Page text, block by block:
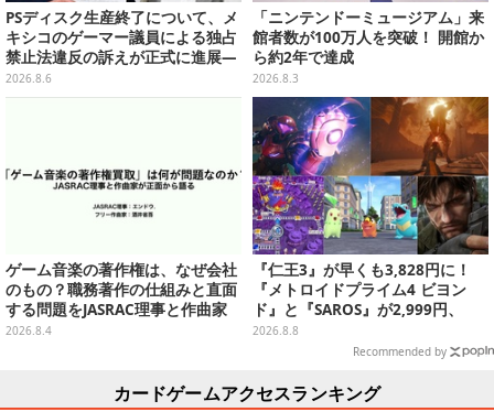
PSディスク生産終了について、メ
キシコのゲーマー議員による独占
禁止法違反の訴えが正式に進展―
「テクノロジーは自由を拡大する
ために役立つべき」
2026.8.6
「ニンテンドーミュージアム」来
館者数が100万人を突破！ 開館か
ら約2年で達成
2026.8.3
ゲーム音楽の著作権は、なぜ会社
のもの？職務著作の仕組みと直面
する問題をJASRAC理事と作曲家
が徹底解説【CEDEC 2026】
2026.8.4
『仁王3』が早くも3,828円に！
『メトロイドプライム4 ビヨン
ド』と『SAROS』が2,999円、
『メタルギアソリッド Δ』は2,49
9円─ゲオ店舗＆ストアのゲームセ
2026.8.8
Recommended by
カードゲームアクセスランキング